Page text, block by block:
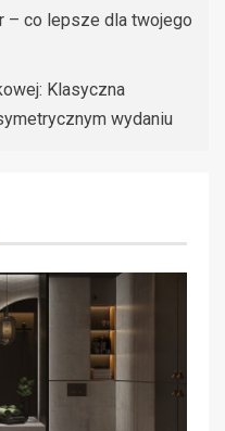
– co lepsze dla twojego
Klasyczna
wydaniu